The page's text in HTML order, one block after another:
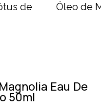
de
Óleo de
Eau De
50ml